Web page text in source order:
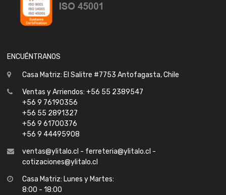
ENCUÉNTRANOS
Casa Matriz: El Salitre #7753 Antofagasta, Chile
Ventas y Arriendos: +56 55 2389547
+56 9 76190356
+56 55 2891327
+56 9 61700376
+56 9 44495908
ventas@ylitalo.cl - ferreteria@ylitalo.cl -
cotizaciones@ylitalo.cl
Casa Matriz: Lunes y Martes:
8:00 - 18:00